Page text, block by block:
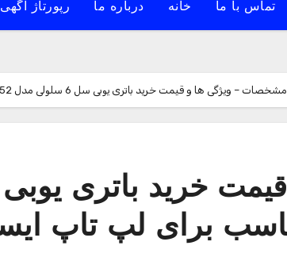
تماس با ما خانه درباره ما رپورتاژ آگهی
مشخصات – ویژگی ها و قیمت خرید باتری یوبی سل 6 سلولی مدل A32-K52 مناسب برای لپ تاپ ایسوس